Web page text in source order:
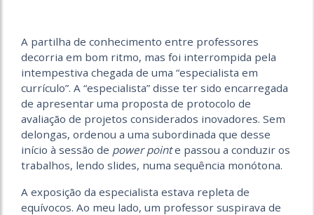
A partilha de conhecimento entre professores
decorria em bom ritmo, mas foi interrompida pela
intempestiva chegada de uma “especialista em
currículo”. A “especialista” disse ter sido encarregada
de apresentar uma proposta de protocolo de
avaliação de projetos considerados inovadores. Sem
delongas, ordenou a uma subordinada que desse
início à sessão de power pointe passou a conduzir os
trabalhos, lendo slides, numa sequência monótona.
A exposição da especialista estava repleta de
equívocos. Ao meu lado, um professor suspirava de